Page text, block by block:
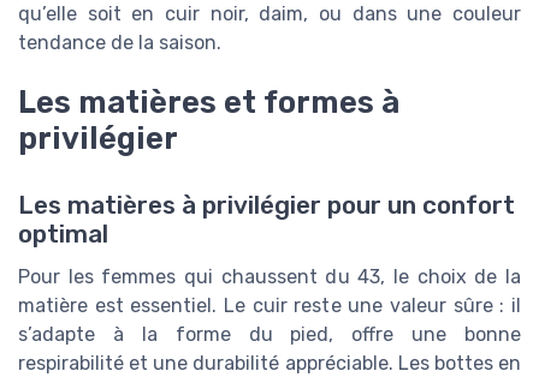
qu’elle soit en cuir noir, daim, ou dans une couleur
tendance de la saison.
Les matières et formes à
privilégier
Les matières à privilégier pour un confort
optimal
Pour les femmes qui chaussent du 43, le choix de la
matière est essentiel. Le cuir reste une valeur sûre : il
s’adapte à la forme du pied, offre une bonne
respirabilité et une durabilité appréciable. Les bottes en